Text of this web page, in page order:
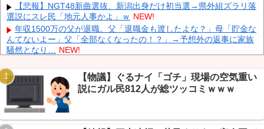
中国製ルーター20機種にバックドア 外部から完全制御できる機能
が仕込まれていた NEW!
石油もない、鉄もない、国土の7割は山…それでも日本が世界屈
指の経済大国になれた「勤勉さ」以外の勝因！ NEW!
Powered by livedoor 相互RSS
【悲報】NGT48新曲選抜、新潟出身だけ初当選→県外組ズラリ落
選説にスレ民「地元人事かよ」ｗ NEW!
年収1500万の父が退職。父「退職金も渡したよな？」母「貯金な
んてないよー」父「全部なくなったの！？」→予想外の返事に家族
騒然となり… NEW!
【速報】 『有吉の夏休み』、とんでもない発表をしてしま
う！！！！！ NEW!
【速報】トランプ「イラン戦争、近く終結する」→エッヂ民「何
回目だよ」総ツッコミｗｗｗ
【朗報】日鉄が買収したUSスチール、まさかの1800億円利益貢
【物議】ぐるナイ「ゴチ」現場の空気重い
説にガル民812人が総ツッコミｗｗｗ